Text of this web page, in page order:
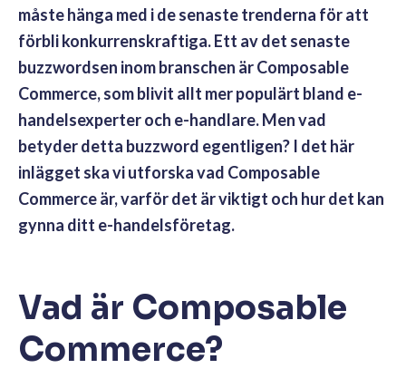
måste hänga med i de senaste trenderna för att
förbli konkurrenskraftiga. Ett av det senaste
buzzwordsen inom branschen är Composable
Commerce, som blivit allt mer populärt bland e-
handelsexperter och e-handlare. Men vad
betyder detta buzzword egentligen? I det här
inlägget ska vi utforska vad Composable
Commerce är, varför det är viktigt och hur det kan
gynna ditt e-handelsföretag.
Vad är Composable
Commerce?